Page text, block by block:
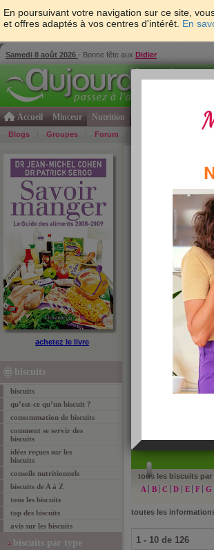
En poursuivant votre navigation sur ce site,
et offres adaptés à vos centres d'intérêt. En
Samedi 8 août 2026 - Bonne fête aux Didier
Accueil Minceur Nutrition Psycho &
Blogs Groupes Forum
achetez le livre
biscuits
biscuits
qu’est-ce qu’un biscuit ?
consommation de biscuits
comment se servir des
biscuits
idées reçues sur les
biscuits
conseils nutritionnels
biscuits de A à Z
tous les biscuits
top des biscuits
avis sur les biscuits
biscuits par type
biscuits secs
Aujourdhui.com vous
Jean-Michel Cohen.
obtenir une analyse
tous les biscuits
A
B C D E F G
toutes les
1 - 10 de 126